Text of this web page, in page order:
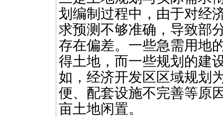
划编制过程中，由于对经
求预测不够准确，导致部
存在偏差。一些急需用地
得土地，而一些规划的建
如，经济开发区区域规划
便、配套设施不完善等原
亩土地闲置。